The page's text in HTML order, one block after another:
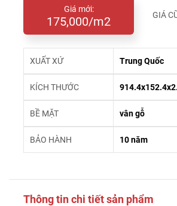
Giá mới:
175,000/m2 GIÁ
XUẤT XỨ Trung Quốc
KÍCH THƯỚC
BỀ MẶT vân gỗ
BẢO HÀNH 10 năm
Thông tin chi tiết sản phẩm